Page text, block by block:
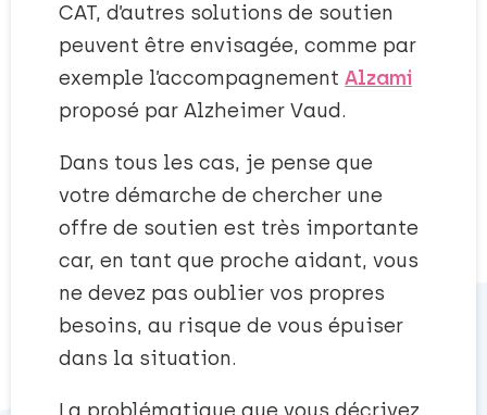
CAT, d’autres solutions de soutien
peuvent être envisagée, comme par
exemple l’accompagnement Alzami
proposé par Alzheimer Vaud.
Dans tous les cas, je pense que
votre démarche de chercher une
offre de soutien est très importante
car, en tant que proche aidant, vous
ne devez pas oublier vos propres
besoins, au risque de vous épuiser
dans la situation.